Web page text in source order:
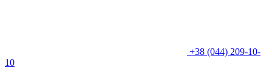
+38 (044) 209-10-
10